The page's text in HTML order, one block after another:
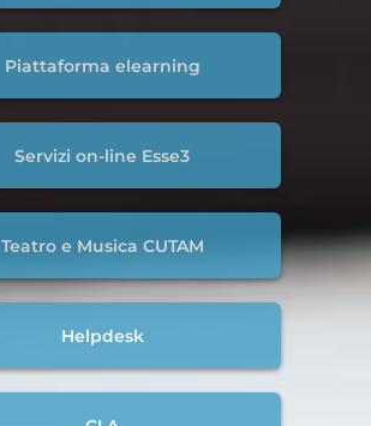
Piattaforma elearning
Servizi on-line Esse3
Teatro e Musica CUTAM
Helpdesk